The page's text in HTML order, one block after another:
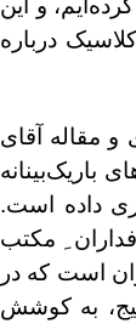
و این
درباره
و مقاله آقای
باریک‌بینانه
داده است.
مکتب
است که در
به کوشش